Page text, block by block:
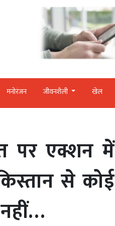
मनोरंजन जीवनशैली खेल
पर एक्शन में
से कोई